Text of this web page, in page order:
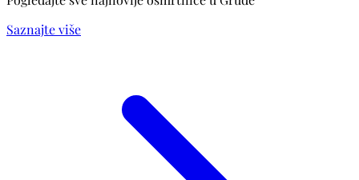
Saznajte više